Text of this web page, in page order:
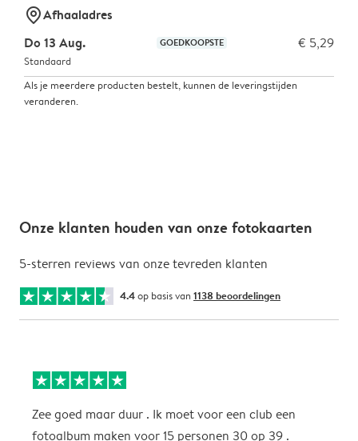
marker-pinAfhaaladres
Do 13 Aug.
GOEDKOOPSTE € 5,29
Standaard
Als je meerdere producten bestelt, kunnen de leveringstijden
veranderen.
Onze klanten houden van onze fotokaarten
5-sterren reviews van onze tevreden klanten
4.4op basis van 1138 beoordelingen
Zee goed maar duur . Ik moet voor een club een
fotoalbum maken voor 15 personen 30 op 39 .